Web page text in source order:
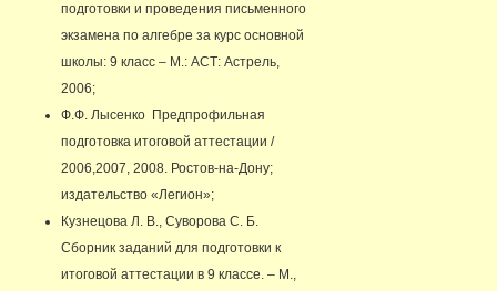
подготовки и проведения письменного
экзамена по алгебре за курс основной
школы: 9 класс – М.: АСТ: Астрель,
2006;
Ф.Ф. Лысенко Предпрофильная
подготовка итоговой аттестации /
2006,2007, 2008. Ростов-на-Дону;
издательство «Легион»;
Кузнецова Л. В., Суворова С. Б.
Сборник заданий для подготовки к
итоговой аттестации в 9 классе. – М.,